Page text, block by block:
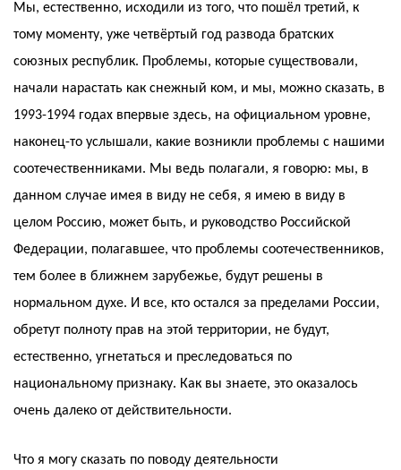
Мы, естественно, исходили из того, что пошёл третий, к
тому моменту, уже четвёртый год развода братских
союзных республик. Проблемы, которые существовали,
начали нарастать как снежный ком, и мы, можно сказать, в
1993-1994 годах впервые здесь, на официальном уровне,
наконец-то услышали, какие возникли проблемы с нашими
соотечественниками. Мы ведь полагали, я говорю: мы, в
данном случае имея в виду не себя, я имею в виду в
целом Россию, может быть, и руководство Российской
Федерации, полагавшее, что проблемы соотечественников,
тем более в ближнем зарубежье, будут решены в
нормальном духе. И все, кто остался за пределами России,
обретут полноту прав на этой территории, не будут,
естественно, угнетаться и преследоваться по
национальному признаку. Как вы знаете, это оказалось
очень далеко от действительности.
Что я могу сказать по поводу деятельности